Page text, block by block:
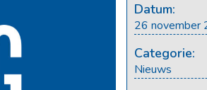
Datum:
26 november
Categorie:
Nieuws